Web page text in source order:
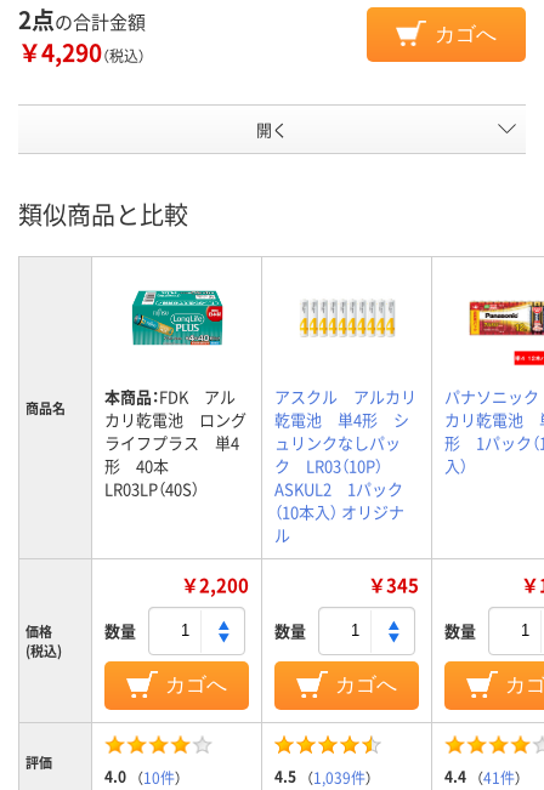
2点の合計金額
￥4,290（税込）
カゴへ
開く
類似商品と比較
商品名 本商品：FDK アル
カリ乾電池 ロング
ライフプラス 単4
形 40本
LR03LP（40S）
アスクル アルカリ
乾電池 単4形 シ
ュリンクなしパッ
ク LR03（10P）
ASKUL2 1パック
（10本入） オリジナ
ル
パナソニッ
カリ乾電池
形 1パック（
入）
価格
(税込)
￥2,200
数量
カゴへ
￥345
数量
カゴへ
数量
カ
評価
4.0 （10件） 4.5 （1,039件） 4.4 （41件）